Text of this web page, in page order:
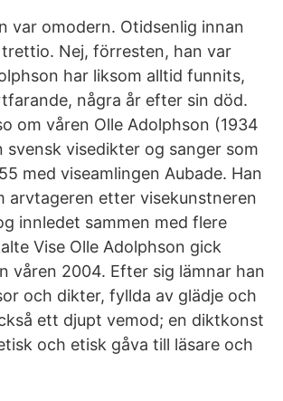
var omodern. Otidsenlig innan
Nej, förresten, han var
har liksom alltid funnits,
några år efter sin död.
om våren Olle Adolphson (1934
svensk visedikter og sanger som
med viseamlingen Aubade. Han
arvtageren etter visekunstneren
innledet sammen med flere
Vise Olle Adolphson gick
våren 2004. Efter sig lämnar han
och dikter, fyllda av glädje och
ett djupt vemod; en diktkonst
och etisk gåva till läsare och